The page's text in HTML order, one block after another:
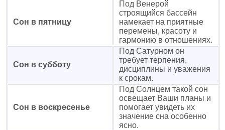
Сон в пятницу
Под Венерой
строящийся бассейн
намекает на приятные
перемены, красоту и
гармонию в отношениях.
Сон в субботу
Под Сатурном он
требует терпения,
дисциплины и уважения
к срокам.
Сон в воскресенье
Под Солнцем такой сон
освещает Ваши планы и
помогает увидеть их
значение сна особенно
ясно.